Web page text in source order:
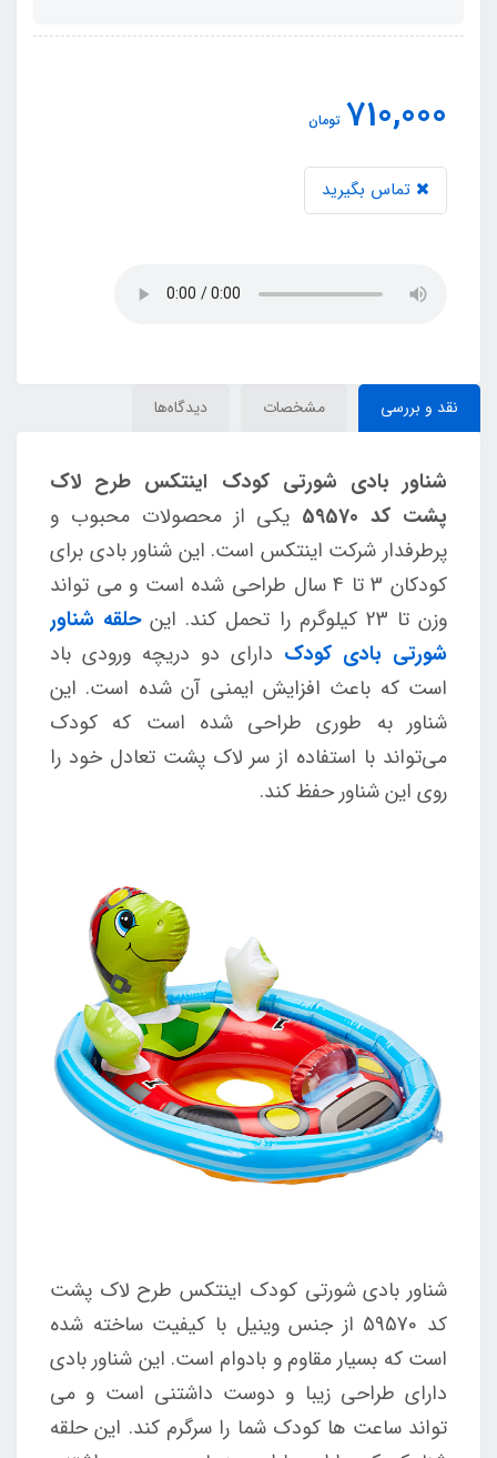
710,000 تومان
تماس بگیرید
نقد و بررسی مشخصات دیدگاه‌ها
شناور بادی شورتی کودک اینتکس طرح لاک
پشت کد 59570
یکی از محصولات محبوب و
پرطرفدار شرکت اینتکس است. این شناور بادی برای
کودکان 3 تا 4 سال طراحی شده است و می تواند
وزن تا 23 کیلوگرم را تحمل کند. این
حلقه شناور
شورتی بادی کودک دارای دو دریچه ورودی باد
است که باعث افزایش ایمنی آن شده است. این
شناور به طوری طراحی شده است که کودک
می‌تواند با استفاده از سر لاک پشت تعادل خود را
روی این شناور حفظ کند.
شناور بادی شورتی کودک اینتکس طرح لاک پشت
کد 59570 از جنس وینیل با کیفیت ساخته شده
است که بسیار مقاوم و بادوام است. این شناور بادی
دارای طراحی زیبا و دوست داشتنی است و می
تواند ساعت ها کودک شما را سرگرم کند. این حلقه